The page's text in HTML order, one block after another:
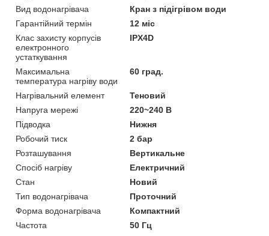
Вид водонагрівача
Кран з підігрівом води
Гарантійний термін
12 міс
Клас захисту корпусів
електронного
устаткування
IPX4D
Максимальна
температура нагріву води
60 град.
Нагрівальний елемент
Теновий
Напруга мережі
220~240 В
Підводка
Нижня
Робочий тиск
2 бар
Розташування
Вертикальне
Спосіб нагріву
Електричний
Стан
Новий
Тип водонагрівача
Проточний
Форма водонагрівача
Компактний
Частота
50 Гц